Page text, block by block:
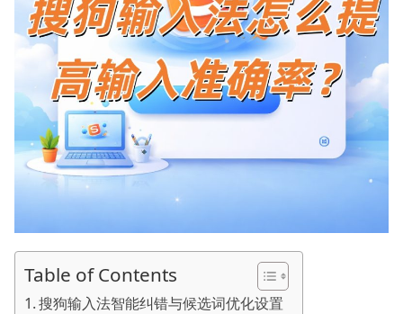
Table of Contents
搜狗输入法智能纠错与候选词优化设置